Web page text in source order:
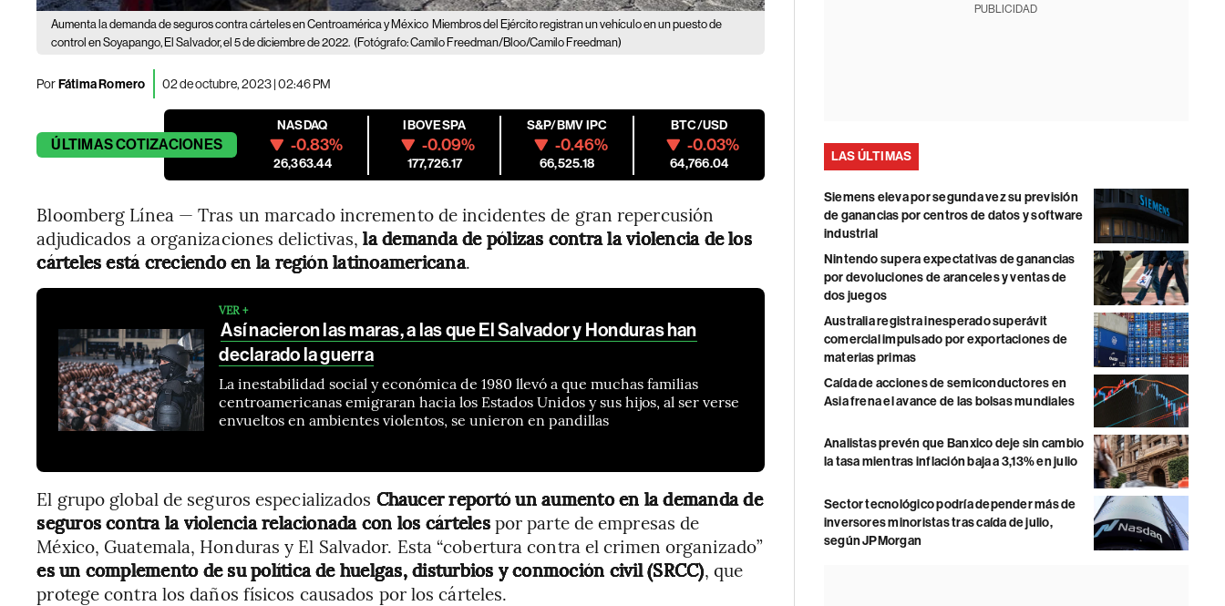
Aumenta la demanda de seguros contra cárteles en Centroamérica y México Miembros del Ejército registran un vehículo en un puesto de
control en Soyapango, El Salvador, el 5 de diciembre de 2022. (Fotógrafo: Camilo Freedman/Bloo/Camilo Freedman)
PorFátima Romero 02 de octubre, 2023 | 02:46 PM
ÚLTIMASCOTIZACIONES
NASDAQ
-0.83%
26,363.44
IBOVESPA
-0.09%
177,726.17
S&P/BMV IPC
-0.46%
66,525.18
BTC/USD
-0.03%
64,766.04
Bloomberg Línea — Tras un marcado incremento de incidentes de gran repercusión
adjudicados a organizaciones delictivas,la demanda de pólizas contra la violencia de los
cárteles está creciendo en la región latinoamericana.
VER +
Así nacieron las maras, a las que El Salvador y Honduras han
declarado la guerra
La inestabilidad social y económica de 1980 llevó a que muchas familias
centroamericanas emigraran hacia los Estados Unidos y sus hijos, al ser verse
envueltos en ambientes violentos, se unieron en pandillas
El grupo global de seguros especializados Chaucer reportó un aumento en la demanda de
seguros contra la violencia relacionada con los cártelespor parte de empresas de
México, Guatemala, Honduras y El Salvador. Esta “cobertura contra el crimen organizado”
es un complemento de su política de huelgas, disturbios y conmoción civil (SRCC), que
protege contra los daños físicos causados por los cárteles.
PUBLICIDAD
LAS ÚLTIMAS
Siemens eleva por segunda vez su previsión
de ganancias por centros de datos y software
industrial
Nintendo supera expectativas de ganancias
por devoluciones de aranceles y ventas de
dos juegos
Australia registra inesperado superávit
comercial impulsado por exportaciones de
materias primas
Caída de acciones de semiconductores en
Asia frena el avance de las bolsas mundiales
Analistas prevén que Banxico deje sin cambio
la tasa mientras inflación baja a 3,13% en julio
Sector tecnológico podría depender más de
inversores minoristas tras caída de julio,
según JPMorgan